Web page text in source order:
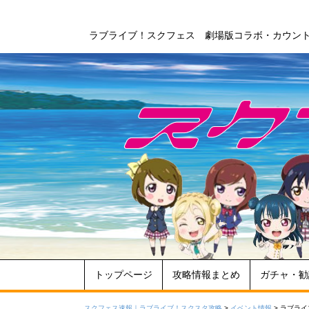
ラブライブ！スクフェス 劇場版コラボ・カウン
トップページ 攻略情報まとめ ガチャ・